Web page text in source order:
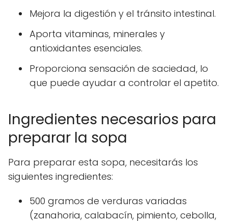
Mejora la digestión y el tránsito intestinal.
Aporta vitaminas, minerales y
antioxidantes esenciales.
Proporciona sensación de saciedad, lo
que puede ayudar a controlar el apetito.
Ingredientes necesarios para
preparar la sopa
Para preparar esta sopa, necesitarás los
siguientes ingredientes:
500 gramos de verduras variadas
(zanahoria, calabacín, pimiento, cebolla,